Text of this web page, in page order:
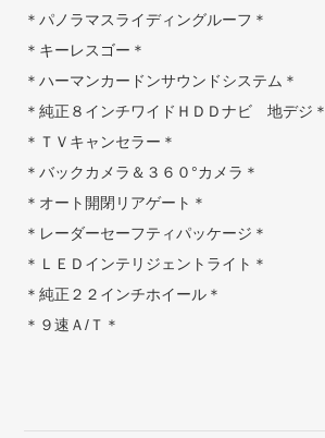
＊パノラマスライディングルーフ＊
＊キーレスゴー＊
＊ハーマンカードンサウンドシステム＊
＊純正８インチワイドＨＤＤナビ 地デジ＊
＊ＴＶキャンセラー＊
＊バックカメラ＆３６０°カメラ＊
＊オート開閉リアゲート＊
＊レーダーセーフティパッケージ＊
＊ＬＥＤインテリジェントライト＊
＊純正２２インチホイール＊
＊９速Ａ/Ｔ＊